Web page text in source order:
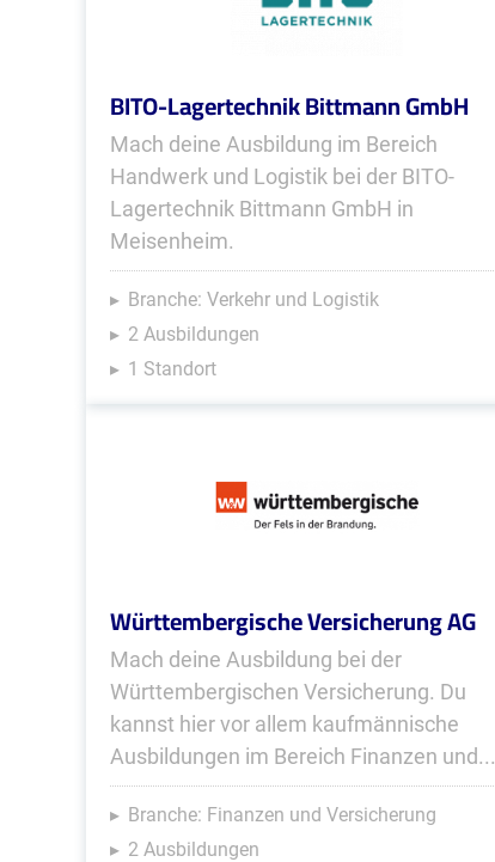
BITO-Lagertechnik Bittmann GmbH
Mach deine Ausbildung im Bereich
Handwerk und Logistik bei der BITO-
Lagertechnik Bittmann GmbH in
Meisenheim.
Branche: Verkehr und Logistik
2 Ausbildungen
1 Standort
Württembergische Versicherung AG
Mach deine Ausbildung bei der
Württembergischen Versicherung. Du
kannst hier vor allem kaufmännische
Ausbildungen im Bereich Finanzen und...
Branche: Finanzen und Versicherung
2 Ausbildungen